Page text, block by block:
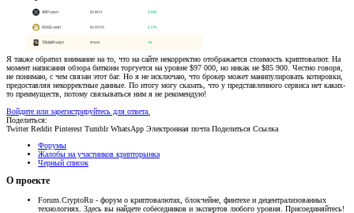
Я также обратил внимание на то, что на сайте некорректно отображается стоимость криптовалют. На
момент написания обзора биткоин торгуется на уровне $97 000, но никак не $85 900. Честно говоря,
не понимаю, с чем связан этот баг. Но я не исключаю, что брокер может манипулировать котировки,
предоставляя некорректные данные. По итогу могу сказать, что у представленного сервиса нет каких-
то преимуществ, потому связываться ним я не рекомендую!
Войдите или зарегистрируйтесь для ответа.
Поделиться:
Twitter Reddit Pinterest Tumblr WhatsApp Электронная почта Поделиться Ссылка
Форумы
Жалобы на участников крипторынка
Черный список
О проекте
Forum.CryptoRu - форум о криптовалютах, блокчейне, финтехе и децентрализованных
технологиях. Здесь вы найдете собеседников и экспертов любого уровня. Присоединяйтесь!